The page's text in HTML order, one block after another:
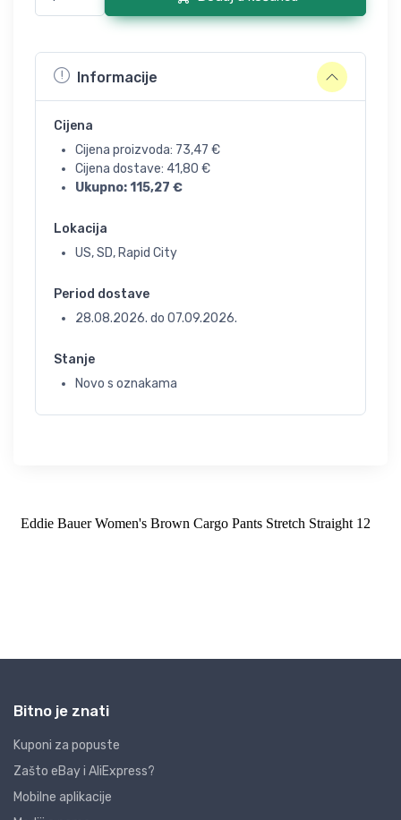
Informacije
Cijena
Cijena proizvoda: 73,47 €
Cijena dostave: 41,80 €
Ukupno:115,27 €
Lokacija
US, SD, Rapid City
Period dostave
28.08.2026. do 07.09.2026.
Stanje
Novo s oznakama
Bitno je znati
Kuponi za popuste
Zašto eBay i AliExpress?
Mobilne aplikacije